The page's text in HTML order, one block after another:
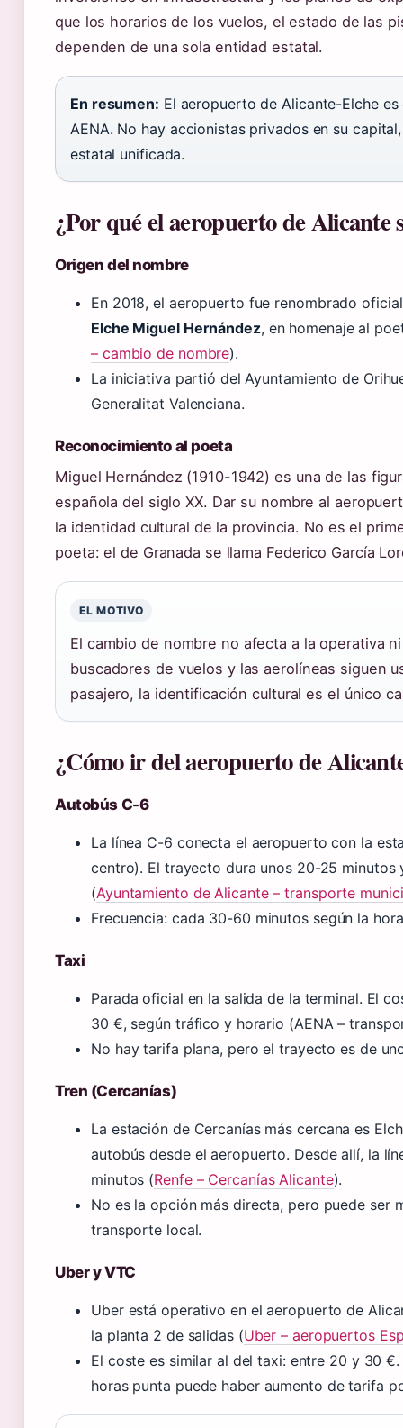
que los horarios de los vuelos, el estado de las
dependen de una sola entidad estatal.
En resumen: El aeropuerto de Alicante-Elche
AENA. No hay accionistas privados en su
estatal unificada.
¿Por qué el aeropuerto de
Origen del nombre
En 2018, el aeropuerto fue renombrado
Elche Miguel Hernández, en homenaje al
– cambio de nombre).
La iniciativa partió del Ayuntamiento de
Generalitat Valenciana.
Reconocimiento al poeta
Miguel Hernández (1910-1942) es una de las
española del siglo XX. Dar su nombre al
la identidad cultural de la provincia. No es el
poeta: el de Granada se llama Federico García
EL MOTIVO
El cambio de nombre no afecta a la operativa
buscadores de vuelos y las aerolíneas siguen
pasajero, la identificación cultural es el único
¿Cómo ir del aeropuerto de
Autobús C-6
La línea C-6 conecta el aeropuerto con la
centro). El trayecto dura unos 20-25
(Ayuntamiento de Alicante – transporte
Frecuencia: cada 30-60 minutos según la
Taxi
Parada oficial en la salida de la terminal. El
30 €, según tráfico y horario (AENA –
No hay tarifa plana, pero el trayecto es de
Tren (Cercanías)
La estación de Cercanías más cercana es
autobús desde el aeropuerto. Desde allí, la
minutos (Renfe – Cercanías Alicante).
No es la opción más directa, pero puede ser
transporte local.
Uber y VTC
Uber está operativo en el aeropuerto de
la planta 2 de salidas (Uber – aeropuertos
El coste es similar al del taxi: entre 20 y 30
horas punta puede haber aumento de tarifa